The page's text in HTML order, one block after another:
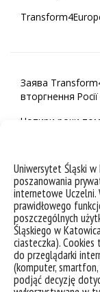
Uniwersytet Śląski
poszanowania
internetowe Uczelni.
prawidłowego
poszczególnych
Śląskiego w
ciasteczka).
do przeglądarki
(komputer,
podjąć decyzję
Заява
вторгнення
Чотири роки
війну проти
порушенням
Серед
страждань є і
державного
партнерів
колеги з МДУ
значних
виняткову
європейські
європейської